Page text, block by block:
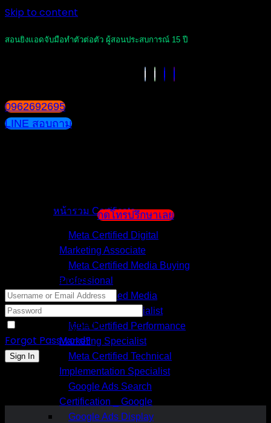
Skip to content
สอนยิงแอดจับมือทำตัวต่อตัว ผู้สอนประสบการณ์ 15 ปี
0962692695
LINE สอบถาม
หน้ารวม Certificate
Meta Certified Digital
Marketing Associate
Meta Certified Media Buying
Professional
Meta Certified Media
Measurement Specialist
Meta Certified Performance
Marketing Specialist
Meta Certified Technical
Implementation Specialist
Google Ads Search
Certification _ Google
Google Ads Display
กดโทรปรึกษาเลย
Hi, Welcome back!
Keep me signed in
Forgot Password?
Sign In